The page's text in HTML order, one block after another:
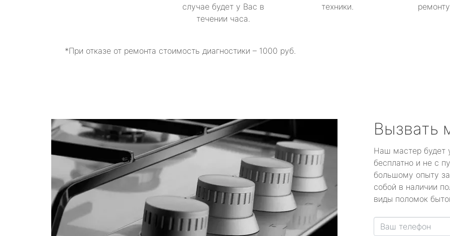
случае будет у Вас в
течении часа.
техники.
*При отказе от ремонта стоимость диагностики – 1000 руб.
Вызвать
Наш мастер будет
бесплатно и не с
большому опыту
собой в наличии
виды поломок